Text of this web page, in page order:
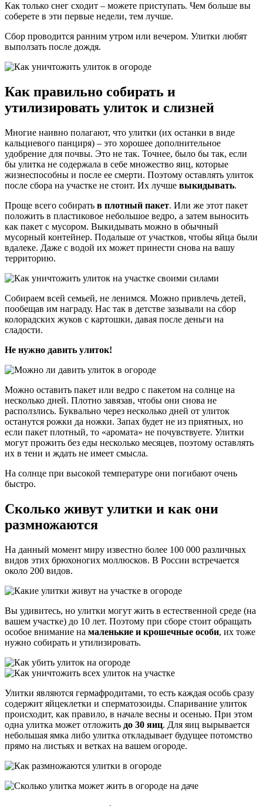
Как только снег сходит – можете приступать. Чем больше вы
соберете в эти первые недели, тем лучше.
Сбор проводится ранним утром или вечером. Улитки любят
выползать после дождя.
Как правильно собирать и
утилизировать улиток и слизней
Многие наивно полагают, что улитки (их останки в виде
кальциевого панциря) – это хорошее дополнительное
удобрение для почвы. Это не так. Точнее, было бы так, если
бы улитка не содержала в себе множество яиц, которые
жизнеспособны и после ее смерти. Поэтому оставлять улиток
после сбора на участке не стоит. Их лучше выкидывать.
Проще всего собирать в плотный пакет. Или же этот пакет
положить в пластиковое небольшое ведро, а затем выносить
как пакет с мусором. Выкидывать можно в обычный
мусорный контейнер. Подальше от участков, чтобы яйца были
вдалеке. Даже с водой их может принести снова на вашу
территорию.
Собираем всей семьей, не ленимся. Можно привлечь детей,
пообещав им награду. Нас так в детстве зазывали на сбор
колорадских жуков с картошки, давая после деньги на
сладости.
Не нужно давить улиток!
Можно оставить пакет или ведро с пакетом на солнце на
несколько дней. Плотно завязав, чтобы они снова не
расползлись. Буквально через несколько дней от улиток
останутся рожки да ножки. Запах будет не из приятных, но
если пакет плотный, то «аромата» не почувствуете. Улитки
могут прожить без еды несколько месяцев, поэтому оставлять
их в тени и ждать не имеет смысла.
На солнце при высокой температуре они погибают очень
быстро.
Сколько живут улитки и как они
размножаются
На данный момент миру известно более 100 000 различных
видов этих брюхоногих моллюсков. В России встречается
около 200 видов.
Вы удивитесь, но улитки могут жить в естественной среде (на
вашем участке) до 10 лет. Поэтому при сборе стоит обращать
особое внимание на маленькие и крошечные особи, их тоже
нужно собирать и утилизировать.
Улитки являются гермафродитами, то есть каждая особь сразу
содержит яйцеклетки и сперматозоиды. Спаривание улиток
происходит, как правило, в начале весны и осенью. При этом
одна улитка может отложить до 30 яиц. Для яиц вырывается
небольшая ямка либо улитка откладывает будущее потомство
прямо на листьях и ветках на вашем огороде.